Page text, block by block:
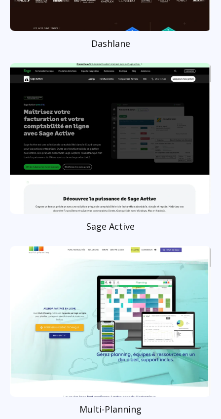
Dashlane
Sage Active
Multi-Planning